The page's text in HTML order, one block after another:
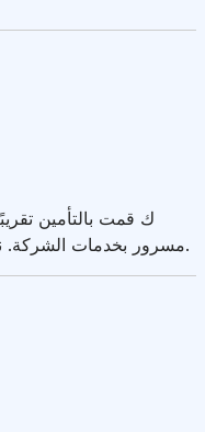
ك قمت بالتأمين
مسرور بخدمات الشركة. نت في سفر إلى الخارج من أجل العمل.